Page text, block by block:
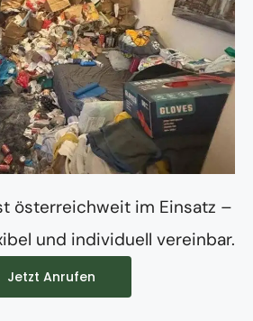
österreichweit im Einsatz –
und individuell vereinbar.
Jetzt Anrufen